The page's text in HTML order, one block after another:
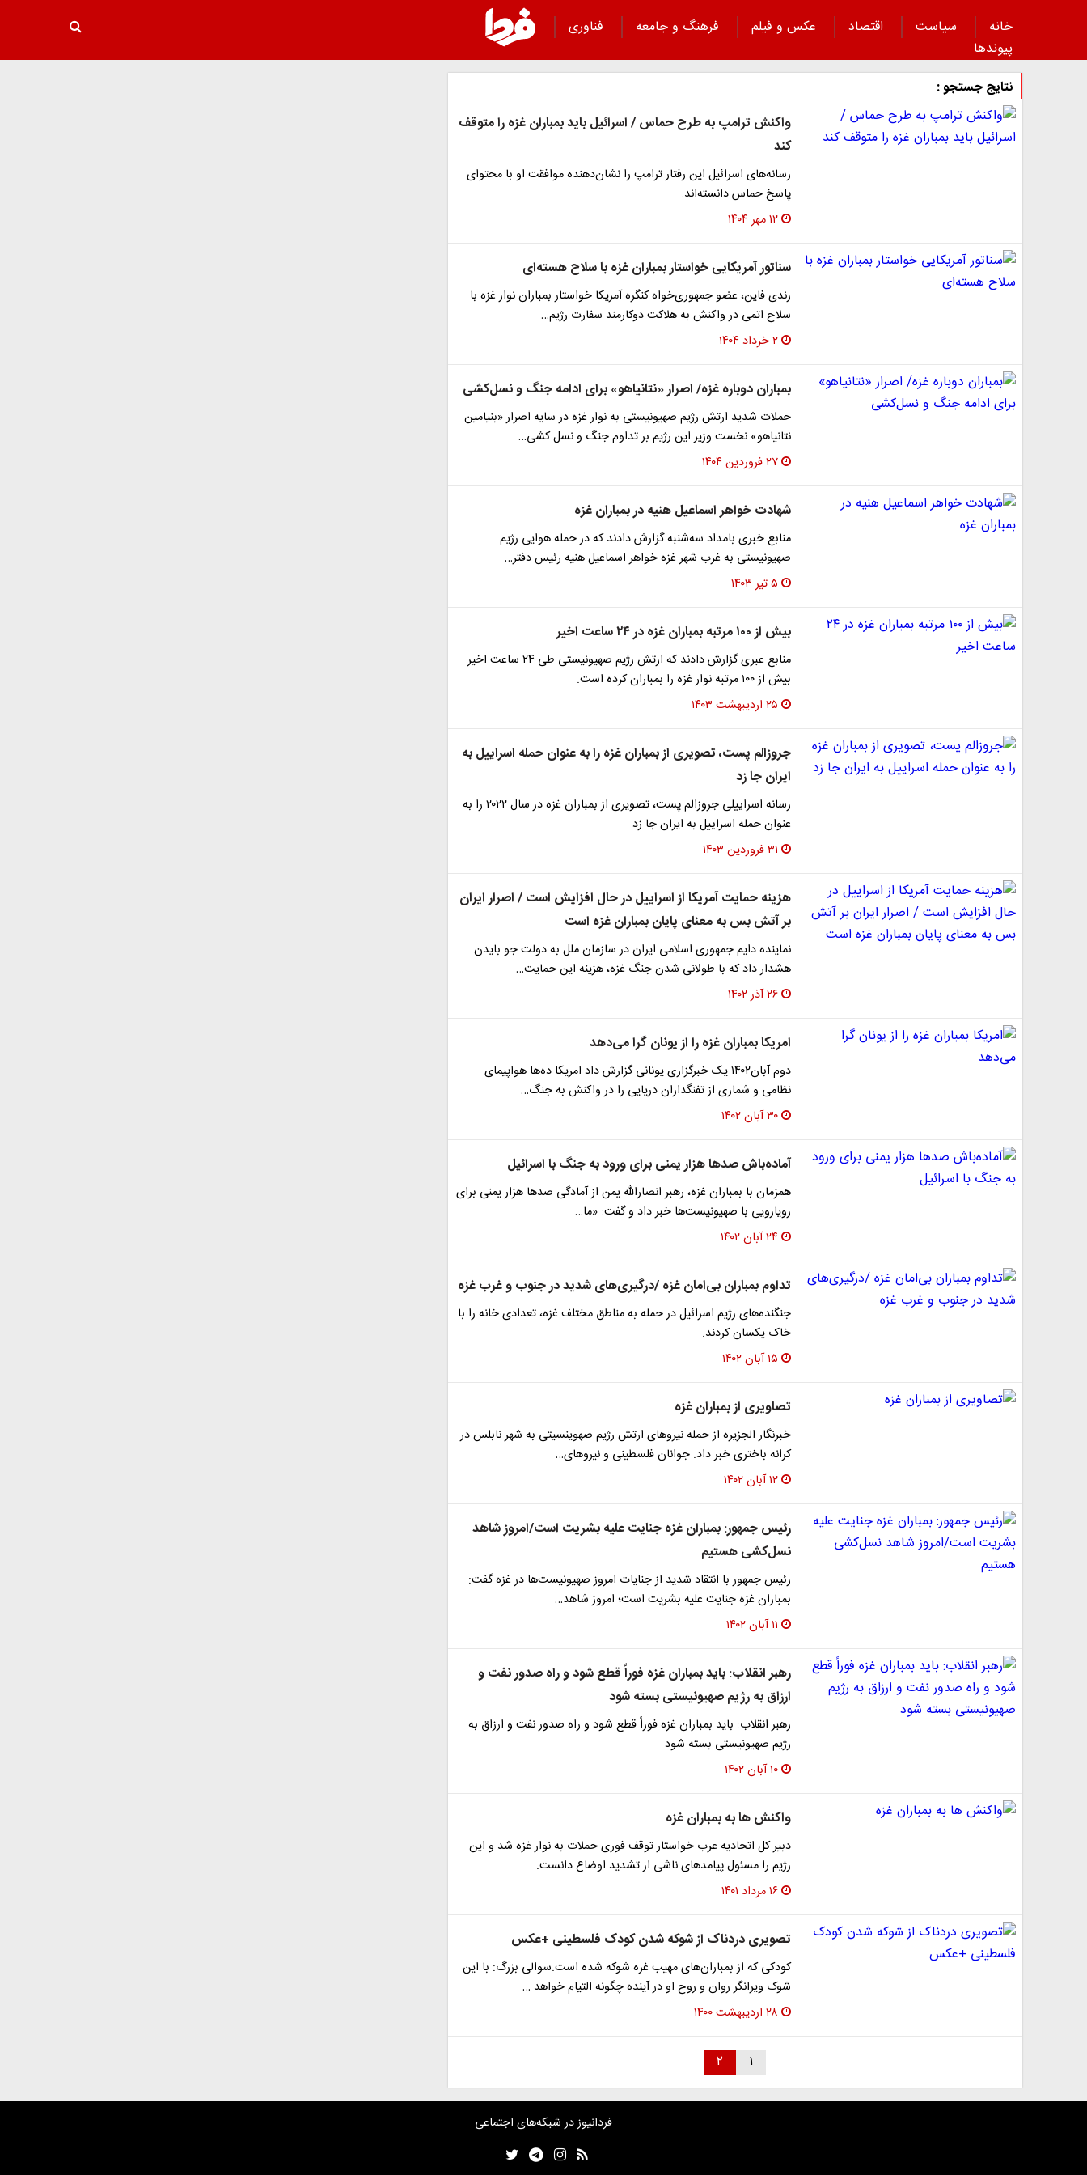
خانه سیاست اقتصاد عکس و فیلم فرهنگ و جامعه
فناوری
پیوند‌ها
نتایج جستجو :
واکنش ترامپ به طرح حماس / اسرائیل باید بمباران غزه را متوقف
کند
رسانه‌های اسرائیل این رفتار ترامپ را نشان‌دهنده موافقت او با محتوای
پاسخ حماس دانسته‌اند.
۱۲ مهر ۱۴۰۴
سناتور آمریکایی خواستار بمباران غزه با سلاح هسته‌ای
رندی فاین، عضو جمهوری‌خواه کنگره آمریکا خواستار بمباران نوار غزه با
سلاح اتمی در واکنش به هلاکت دوکارمند سفارت رژیم…
۲ خرداد ۱۴۰۴
بمباران دوباره غزه/ اصرار «نتانیاهو» برای ادامه جنگ و نسل‌کشی
حملات شدید ارتش رژیم صهیونیستی به نوار غزه در سایه اصرار «بنیامین
نتانیاهو» نخست وزیر این رژیم بر تداوم جنگ و نسل کشی…
۲۷ فروردین ۱۴۰۴
شهادت خواهر اسماعیل هنیه در بمباران غزه
منابع خبری بامداد سه‌شنبه گزارش دادند که در حمله هوایی رژیم
صهیونیستی به غرب شهر غزه خواهر اسماعیل هنیه رئیس دفتر…
۵ تیر ۱۴۰۳
بیش از ۱۰۰ مرتبه بمباران غزه در ۲۴ ساعت اخیر
منابع عبری گزارش دادند که ارتش رژیم صهیونیستی طی ۲۴ ساعت اخیر
بیش از ۱۰۰ مرتبه نوار غزه را بمباران کرده است.
۲۵ اردیبهشت ۱۴۰۳
جروزالم پست، تصویری از بمباران غزه را به عنوان حمله اسراییل به
ایران جا زد
رسانه اسراییلی جروزالم پست، تصویری از بمباران غزه در سال ۲۰۲۲ را به
عنوان حمله اسراییل به ایران جا زد
۳۱ فروردین ۱۴۰۳
هزینه حمایت آمریکا از اسراییل در حال افزایش است / اصرار ایران
بر آتش بس به معنای پایان بمباران غزه است
نماینده دایم جمهوری اسلامی ایران در سازمان ملل به دولت جو بایدن
هشدار داد که با طولانی شدن جنگ غزه، هزینه این حمایت…
۲۶ آذر ۱۴۰۲
امریکا بمباران غزه را از یونان گرا می‌دهد
دوم آبان۱۴۰۲ یک خبرگزاری یونانی گزارش داد امریکا ده‌ها هواپیمای
نظامی و شماری از تفنگداران دریایی را در واکنش به جنگ…
۳۰ آبان ۱۴۰۲
آماده‌باش صدها هزار یمنی برای ورود به جنگ با اسرائیل
همزمان با بمباران غزه، رهبر انصارالله یمن از آمادگی صدها هزار یمنی برای
رویارویی با صهیونیست‌ها خبر داد و گفت: «ما…
۲۴ آبان ۱۴۰۲
تداوم بمباران بی‌امان غزه /درگیری‌های شدید در جنوب و غرب غزه
جنگنده‌‌های رژیم اسرائیل در حمله به مناطق مختلف غزه، تعدادی خانه را با
خاک یکسان کردند.
۱۵ آبان ۱۴۰۲
تصاویری از بمباران غزه
خبرنگار الجزیره از حمله نیروهای ارتش رژیم صهوینسیتی به شهر نابلس در
کرانه باختری خبر داد. جوانان فلسطینی و نیروهای…
۱۲ آبان ۱۴۰۲
رئیس‌ جمهور: بمباران غزه جنایت علیه بشریت است/امروز شاهد
نسل‌کشی هستیم
رئیس‌ جمهور با انتقاد شدید از جنایات امروز صهیونیست‌ها در غزه گفت:
بمباران غزه جنایت علیه بشریت است؛ امروز شاهد…
۱۱ آبان ۱۴۰۲
رهبر انقلاب: باید بمباران غزه فوراً قطع شود و راه صدور نفت و
ارزاق به رژیم صهیونیستی بسته شود
رهبر انقلاب: باید بمباران غزه فوراً قطع شود و راه صدور نفت و ارزاق به
رژیم صهیونیستی بسته شود
۱۰ آبان ۱۴۰۲
واکنش ها به بمباران غزه
دبیر کل اتحادیه عرب خواستار توقف فوری حملات به نوار غزه شد و این
رژیم را مسئول پیامدهای ناشی از تشدید اوضاع دانست.
۱۶ مرداد ۱۴۰۱
تصویری دردناک از شوکه شدن کودک فلسطینی +عکس
کودکی که از بمباران‌های مهیب غزه شوکه شده است.سوالی بزرگ: با این
شوک ویرانگر روان و روح او در آینده چگونه التیام خواهد …
۲۸ اردیبهشت ۱۴۰۰
۱ ۲
فردانیوز در شبکه‌های اجتماعی